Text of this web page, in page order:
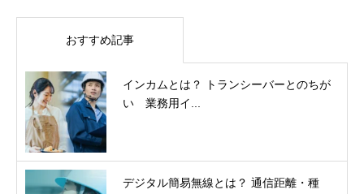
おすすめ記事
インカムとは？ トランシーバーとのちが
い 業務用イ...
デジタル簡易無線とは？ 通信距離・種